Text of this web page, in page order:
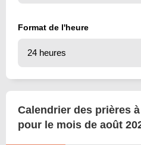
Format de l'heure
Calendrier des prières
pour le mois de août